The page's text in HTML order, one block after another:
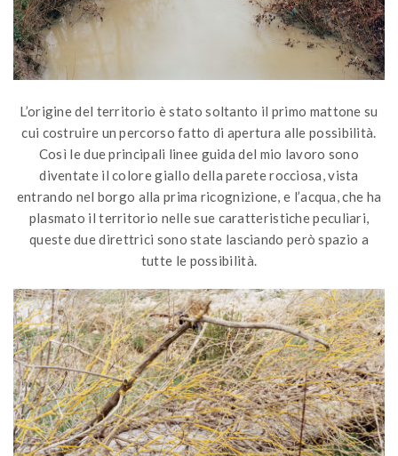
L’origine del territorio è stato soltanto il primo mattone su
cui costruire un percorso fatto di apertura alle possibilità.
Così le due principali linee guida del mio lavoro sono
diventate il colore giallo della parete rocciosa, vista
entrando nel borgo alla prima ricognizione, e l’acqua, che ha
plasmato il territorio nelle sue caratteristiche peculiari,
queste due direttrici sono state lasciando però spazio a
tutte le possibilità.